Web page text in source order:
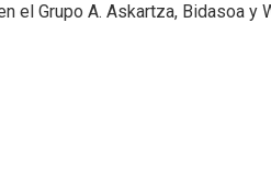
el Grupo A. Askartza, Bidasoa y